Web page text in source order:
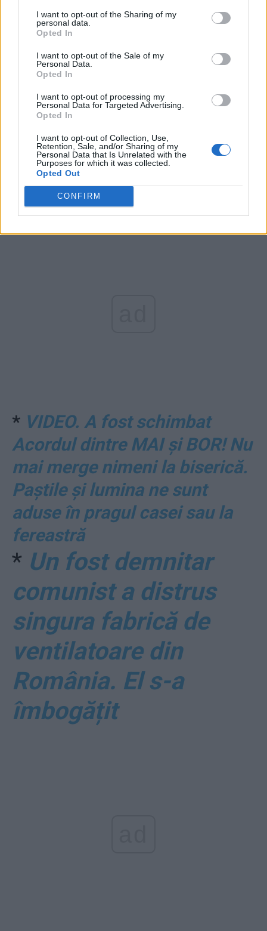
I want to opt-out of the Sharing of my
personal data.
Opted In
I want to opt-out of the Sale of my
Personal Data.
Opted In
I want to opt-out of processing my
Personal Data for Targeted Advertising.
Opted In
I want to opt-out of Collection, Use,
Retention, Sale, and/or Sharing of my
Personal Data that Is Unrelated with the
Purposes for which it was collected.
Opted Out
CONFIRM
Iohannis îi bagă pe
bătrâni în case ca să-i
omoare, lăsându-i
fără vitamina D de la
soare! E aliat cu Bill
Gates, care vrea să
acopere soarele!
* VIDEO. A fost schimbat
Acordul dintre MAI și BOR! Nu
mai merge nimeni la biserică.
Paștile și lumina ne sunt
aduse în pragul casei sau la
fereastră
* Un fost demnitar
comunist a distrus
singura fabrică de
ventilatoare din
România. El s-a
îmbogățit